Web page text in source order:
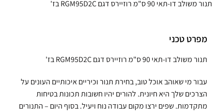
תנור משולב דו-תאי 90 ס"מ רוזיירס דגם RGM95D2C בז'
מפרט טכני
תנור משולב דו-תאי 90 ס"מ רוזיירס דגם RGM95D2C בז'
עבור מי שאוהב אוכל טוב, בחירת תנור וכיריים איכותיים העונים על
הצרכים שלך היא חיונית. להורים יהיו חשובות תכונות בטיחות
מתקדמות. שפים ירצו מקום עבודה נוח ויעיל. בסוף היום – התנורים